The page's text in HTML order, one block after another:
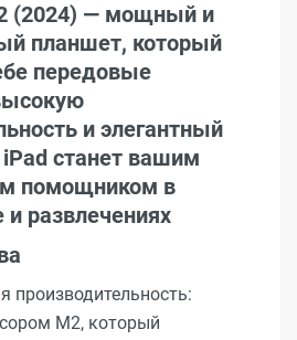
(2024) — мощный и
планшет, который
передовые
и элегантный
станет вашим
помощником в
и развлечениях
производительность:
M2, который